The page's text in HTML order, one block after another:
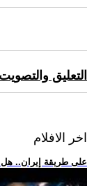
التعليق
اخر الافلام
.. على طريقة إيران..